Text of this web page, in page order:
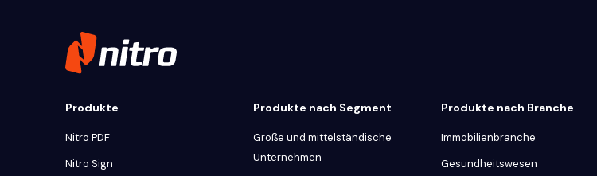
Produkte
Nitro PDF
Nitro Sign
Produkte nach Segment
Große und mittelständische
Unternehmen
Produkte nach Branche
Immobilienbranche
Gesundheitswesen